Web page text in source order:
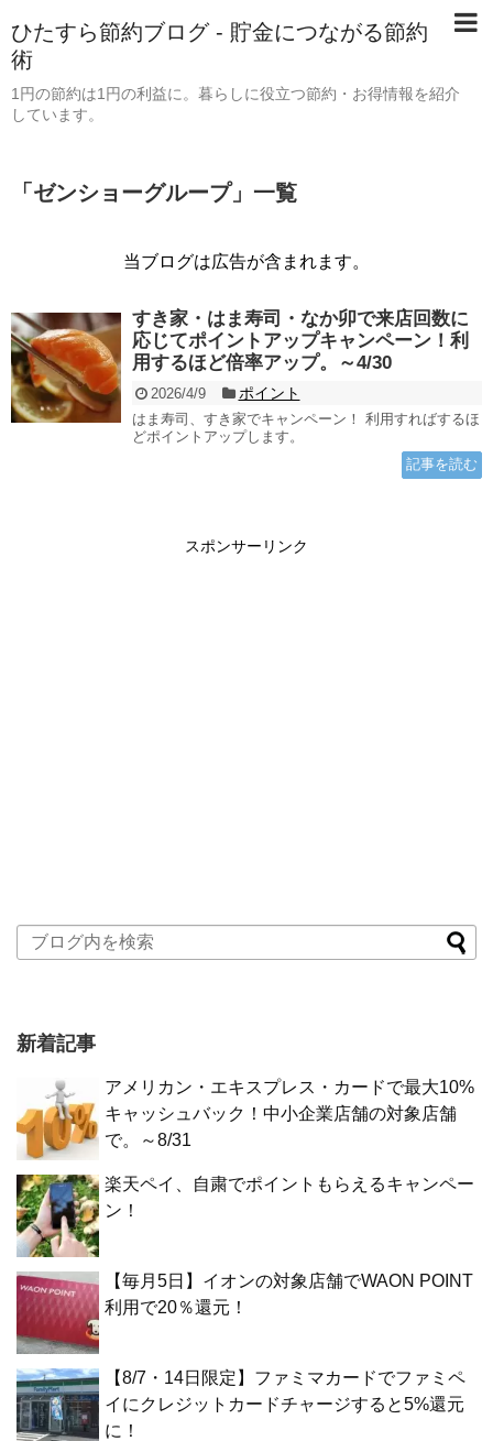
ひたすら節約ブログ - 貯金につながる節約
術
1円の節約は1円の利益に。暮らしに役立つ節約・お得情報を紹介
しています。
「 ゼンショーグループ」 一覧
当ブログは広告が含まれます。
すき家・はま寿司・なか卯で来店回数に
応じてポイントアップキャンペーン！利
用するほど倍率アップ。～4/30
2026/4/9 ポイント
はま寿司、すき家でキャンペーン！ 利用すればするほ
どポイントアップします。
記事を読む
スポンサーリンク
新着記事
アメリカン・エキスプレス・カードで最大10%
キャッシュバック！中小企業店舗の対象店舗
で。～8/31
楽天ペイ、自粛でポイントもらえるキャンペー
ン！
【毎月5日】イオンの対象店舗でWAON POINT
利用で20％還元！
【8/7・14日限定】ファミマカードでファミペ
イにクレジットカードチャージすると5%還元
に！